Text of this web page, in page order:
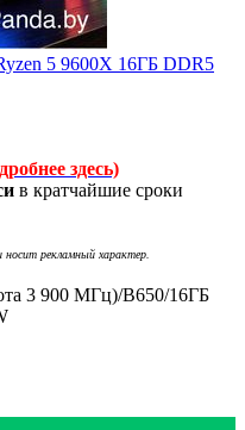
5 9600X 16ГБ DDR5
здесь)
в кратчайшие сроки
носит рекламный характер.
3 900 МГц)/B650/16ГБ